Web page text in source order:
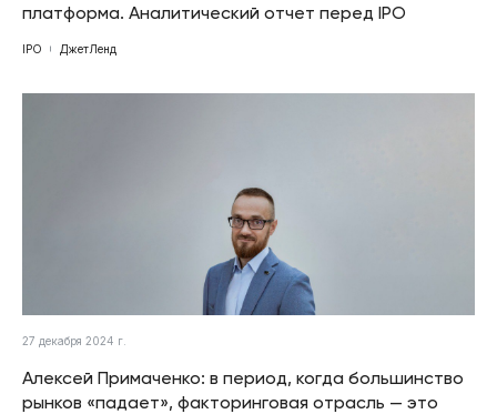
платформа. Аналитический отчет перед IPO
IPO ДжетЛенд
27 декабря 2024 г.
Алексей Примаченко: в период, когда большинство
рынков «падает», факторинговая отрасль — это